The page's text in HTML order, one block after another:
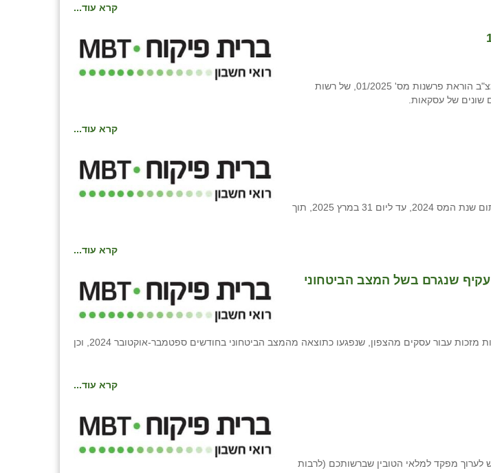
קרא עוד...
בהמשך לחוזרנו 71/24 "שיעור מס ערך מוסף יעלה ל-18% החל מיום ה-1 בינואר 2025" - מצ"ב הוראת פרשנות מס' 01/2025, של רשות
שונים של עסקאות.
קרא עוד...
נוכח המצב הביטחוני, רשות המסים פרסמה הקלה, המאפשרת לבצע את ספירת המלאי לתום שנת המס 2024, עד ליום 31 במרץ 2025, תוך
קרא עוד...
עקיף שנגרם בשל המצב הביטחוני
קרן הפיצויים ברשות המסים פתחה את האפשרות להגיש תביעות במסלולי מחזורים והוצאות מזכות עבור עסקים מהצפון, שנפגעו כתוצאה מהמצב הביטחוני בחודשים ספטמבר-אוקטובר 2024, וכן
קרא עוד...
מפקד למלאי הטובין שברשותכם (לרבות